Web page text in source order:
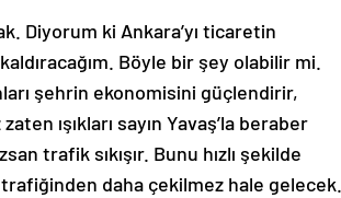
Diyorum ki Ankara’yı ticaretin
Böyle bir şey olabilir mi.
şehrin ekonomisini güçlendirir,
ışıkları sayın Yavaş’la beraber
trafik sıkışır. Bunu hızlı şekilde
daha çekilmez hale gelecek.